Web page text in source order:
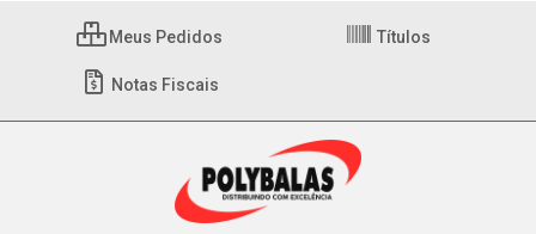
Meus Pedidos Títulos
Notas Fiscais